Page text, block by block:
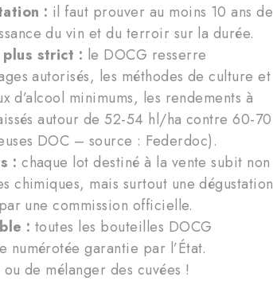
: il faut prouver au moins 10 ans de
du vin et du terroir sur la durée.
strict : le DOCG resserre
autorisés, les méthodes de culture et
d’alcool minimums, les rendements à
autour de 52-54 hl/ha contre 60-70
DOC – source : Federdoc).
: chaque lot destiné à la vente subit non
chimiques, mais surtout une dégustation
une commission officielle.
: toutes les bouteilles DOCG
numérotée garantie par l’État.
de mélanger des cuvées !